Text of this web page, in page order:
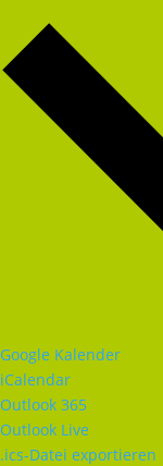
Google Kalender
iCalendar
Outlook 365
Outlook Live
.ics-Datei exportieren